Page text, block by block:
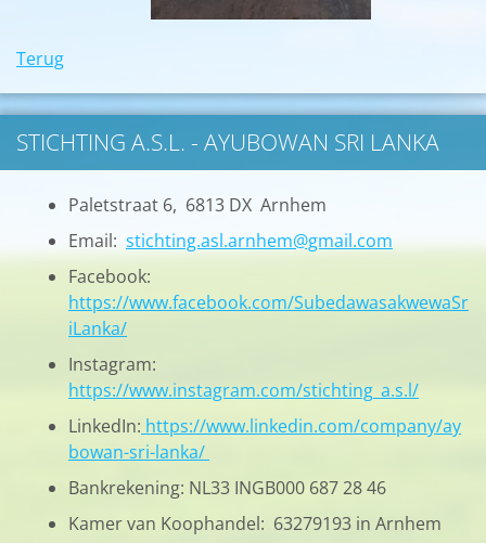
Terug
STICHTING A.S.L. - AYUBOWAN SRI LANKA
Paletstraat 6, 6813 DX Arnhem
Email: stichting.asl.arnhem@gmail.com
Facebook:
https://www.facebook.com/SubedawasakwewaSr
iLanka/
Instagram:
https://www.instagram.com/stichting_a.s.l/
LinkedIn: https://www.linkedin.com/company/ay
bowan-sri-lanka/
Bankrekening: NL33 INGB000 687 28 46
Kamer van Koophandel: 63279193 in Arnhem